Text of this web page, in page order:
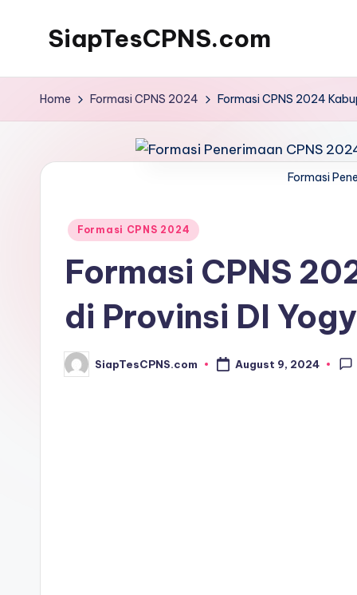
SiapTesCPNS.com
Home Formasi CPNS 2024 Formasi CPNS 2024
Formasi
Posted
Formasi CPNS 2024
Formasi CPNS
di Provinsi DI
Posted
by
SiapTesCPNS.com August 9, 2024